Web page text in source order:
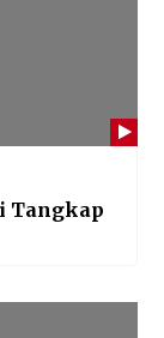
Tangkap